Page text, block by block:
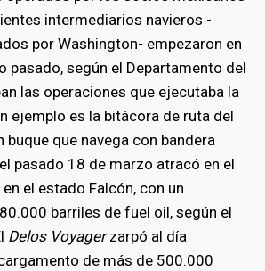
intermediarios navieros -
por Washington- empezaron en
pasado, según el Departamento del
las operaciones que ejecutaba la
ejemplo es la bitácora de ruta del
buque que navega con bandera
pasado 18 de marzo atracó en el
el estado Falcón, con un
barriles de fuel oil, según el
Delos Voyagerzarpó al día
de más de 500.000